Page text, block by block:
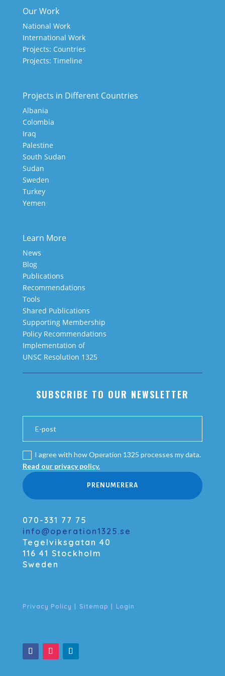
Our Work
National Work
International Work
Projects: Countries
Projects: Timeline
Projects in Different Countries
Albania
Colombia
Iraq
Palestine
South Sudan
Sudan
Sweden
Turkey
Yemen
Learn More
News
Blog
Publications
Recommendations
Tools
Shared Publications
Supporting Membership
Policy Recommendations
Implementation of
UNSC Resolution 1325
SUBSCRIBE TO OUR NEWSLETTER
I agree with how Operation 1325 processes my data.
Read our privacy policy.
PRENUMERERA
070-331 77 75
info@operation1325.se
Tegelviksgatan 40
116 41 Stockholm
Sweden
Privacy Policy | Sitemap | Login